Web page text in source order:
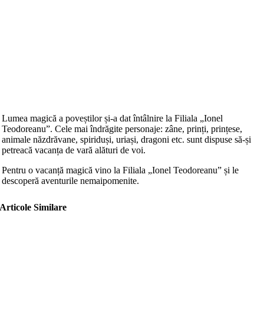
Lumea magică a poveștilor și-a dat întâlnire la Filiala „Ionel
Teodoreanu”. Cele mai îndrăgite personaje: zâne, prinți, prințese,
animale năzdrăvane, spiriduși, uriași, dragoni etc. sunt dispuse să-și
petreacă vacanța de vară alături de voi.
Pentru o vacanță magică vino la Filiala „Ionel Teodoreanu” și le
descoperă aventurile nemaipomenite.
Articole Similare